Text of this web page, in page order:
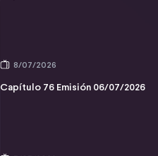
8/07/2026
Capítulo 76 Emisión 06/07/2026